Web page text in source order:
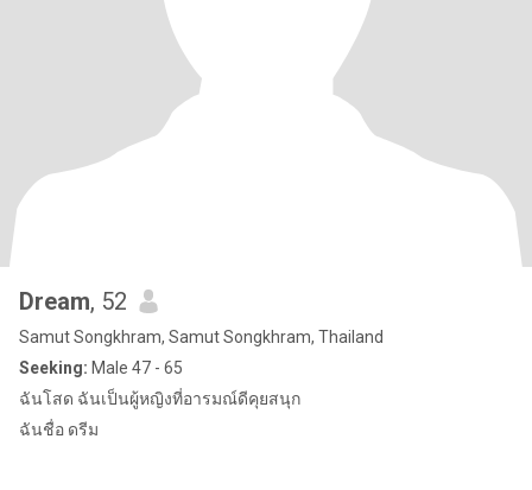
Dream, 52
Samut Songkhram, Samut Songkhram, Thailand
Seeking: Male 47 - 65
ฉันโสด ฉันเป็นผู้หญิงที่อารมณ์ดีคุยสนุก
ฉันชื่อ ดรีม